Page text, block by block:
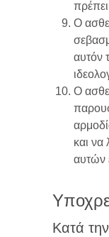
Ο
αυτόν
Ο
και
αυτών
Κατά